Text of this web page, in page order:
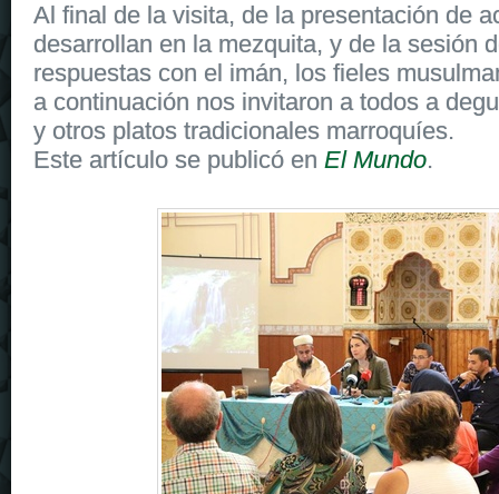
Al final de la visita, de la presentación de
desarrollan en la mezquita, y de la sesión
respuestas con el imán, los fieles
a continuación nos invitaron a todos a
y otros platos tradicionales marroquíes.
Este artículo se publicó en El Mundo.